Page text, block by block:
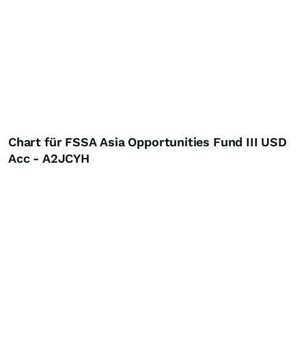
Chart für FSSA Asia Opportunities Fund III USD
Acc - A2JCYH